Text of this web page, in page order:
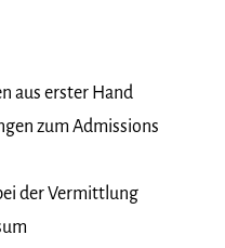
aus erster Hand
zum Admissions
der Vermittlung